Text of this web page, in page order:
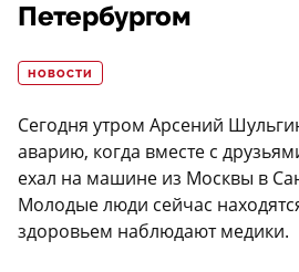
Петербургом
НОВОСТИ
Сегодня утром Арсений
аварию, когда вместе с
ехал на машине из Москвы в
Молодые люди сейчас
здоровьем наблюдают медики.